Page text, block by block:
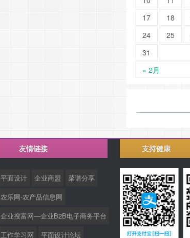
« 2月
17
18
24
25
31
友情链接
平面设计 企业商盟
菜谱分享
农乐网-农产品信息网
企业搜富网—企业B2B电子商务平台
工作学习网
平面设计论坛
支持健康